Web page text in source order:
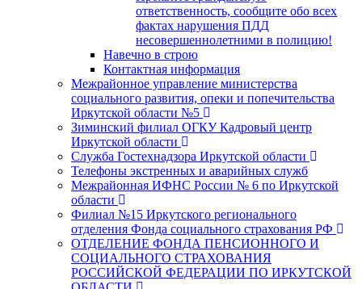
ответственность, сообщите обо всех
фактах нарушения ПДД
несовершеннолетними в полицию!
Навечно в строю
Контактная информация
Межрайонное управление министерства
социального развития, опеки и попечительства
Иркутской области №5
Зиминский филиал ОГКУ Кадровый центр
Иркутской области
Служба Гостехнадзора Иркутской области
Телефоны экстренных и аварийных служб
Межрайонная ИФНС России № 6 по Иркутской
области
Филиал №15 Иркутского регионального
отделения Фонда социального страхования РФ
ОТДЕЛЕНИЕ ФОНДА ПЕНСИОННОГО И
СОЦИАЛЬНОГО СТРАХОВАНИЯ
РОССИЙСКОЙ ФЕДЕРАЦИИ ПО ИРКУТСКОЙ